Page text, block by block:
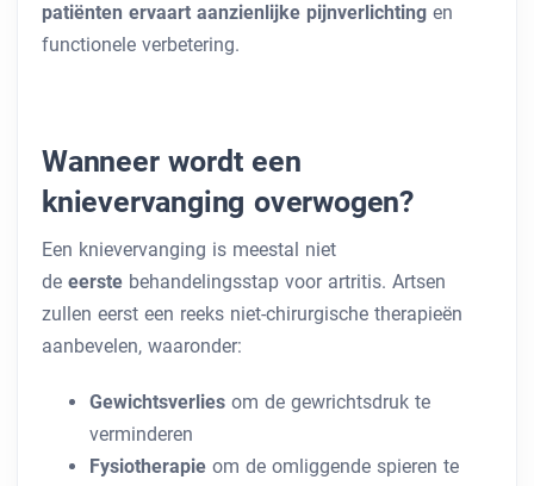
patiënten ervaart aanzienlijke pijnverlichting en
functionele verbetering.
Wanneer wordt een
knievervanging overwogen?
Een knievervanging is meestal niet
de eerste behandelingsstap voor artritis. Artsen
zullen eerst een reeks niet-chirurgische therapieën
aanbevelen, waaronder:
Gewichtsverlies om de gewrichtsdruk te
verminderen
Fysiotherapie om de omliggende spieren te